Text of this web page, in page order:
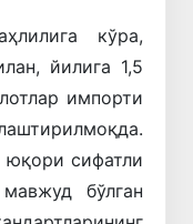
кўра,
йилига 1,5
импорти
юқори сифатли
бўлган